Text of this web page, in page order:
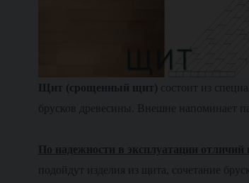
Щит (срощенный щит) состоит из
брусков древесины. Внешне напоминает
По надежности в эксплуатации отличий
подойдут изделия из щита, сочетание